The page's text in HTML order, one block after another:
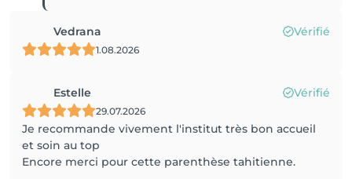
Vedrana Vérifié
1.08.2026
Estelle Vérifié
29.07.2026
Je recommande vivement l'institut très bon accueil
et soin au top
Encore merci pour cette parenthèse tahitienne.